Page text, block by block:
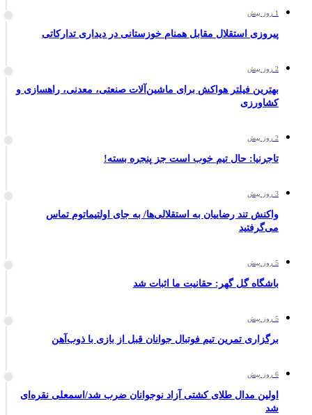
1 روز پیش
پیروزی استقلال مقابل همنام خوزستانی در دیداری تدارکاتی
2 روز پیش
بهترین فیلتر هواکش برای ماشین‌آلات صنعتی، معدنی، راهسازی و
کشاورزی
2 روز پیش
تاجرنیا: حال تیم خوب است جز پنجره بسته!
3 روز پیش
واکنش تند رضاییان به استقلالی‌ها/ به جای اولتیماتوم تماس
می‌گرفتید
5 روز پیش
باشگاه گل گهر: حقانیت ما اثبات شد
5 روز پیش
برگزاری تمرین تیم فوتبال جوانان قبل از بازی با ذوب‌آهن
6 روز پیش
اولین مدال طلای کشتی آزاد نوجوانان ضرب شد/اسمعلی نقره‌ای
شد